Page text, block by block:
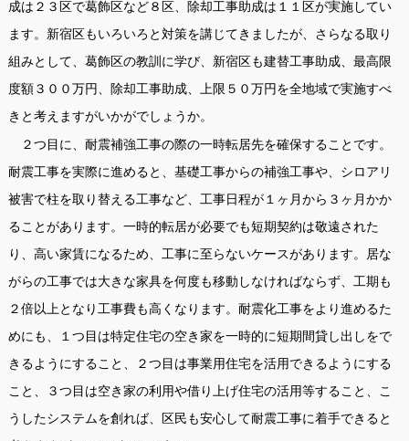
成は２３区で葛飾区など８区、除却工事助成は１１区が実施してい
ます。新宿区もいろいろと対策を講じてきましたが、さらなる取り
組みとして、葛飾区の教訓に学び、新宿区も建替工事助成、最高限
度額３００万円、除却工事助成、上限５０万円を全地域で実施すべ
きと考えますがいかがでしょうか。
２つ目に、耐震補強工事の際の一時転居先を確保することです。
耐震工事を実際に進めると、基礎工事からの補強工事や、シロアリ
被害で柱を取り替える工事など、工事日程が１ヶ月から３ヶ月かか
ることがあります。一時的転居が必要でも短期契約は敬遠された
り、高い家賃になるため、工事に至らないケースがあります。居な
がらの工事では大きな家具を何度も移動しなければならず、工期も
２倍以上となり工事費も高くなります。耐震化工事をより進めるた
めにも、１つ目は特定住宅の空き家を一時的に短期間貸し出しをで
きるようにすること、２つ目は事業用住宅を活用できるようにする
こと、３つ目は空き家の利用や借り上げ住宅の活用等すること、こ
うしたシステムを創れば、区民も安心して耐震工事に着手できると